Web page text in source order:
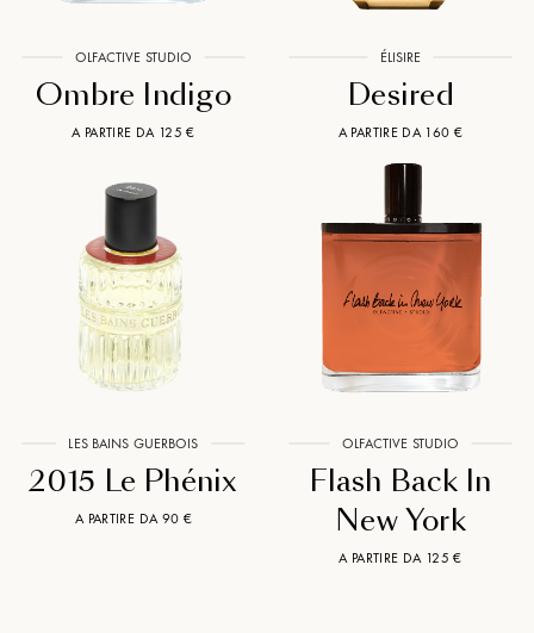
OLFACTIVE STUDIO
Ombre Indigo
A PARTIRE DA 125 €
ÉLISIRE
Desired
A PARTIRE DA 160 €
LES BAINS GUERBOIS
2015 Le Phénix
A PARTIRE DA 90 €
OLFACTIVE STUDIO
Flash Back In
New York
A PARTIRE DA 125 €